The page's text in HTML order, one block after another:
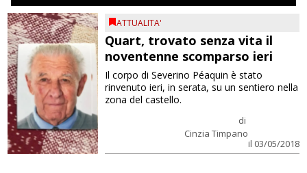
ATTUALITA'
Quart, trovato senza vita il
noventenne scomparso ieri
di
Cinzia Timpano
il 03/05/2018
Il corpo di Severino Péaquin è stato
rinvenuto ieri, in serata, su un sentiero nella
zona del castello.